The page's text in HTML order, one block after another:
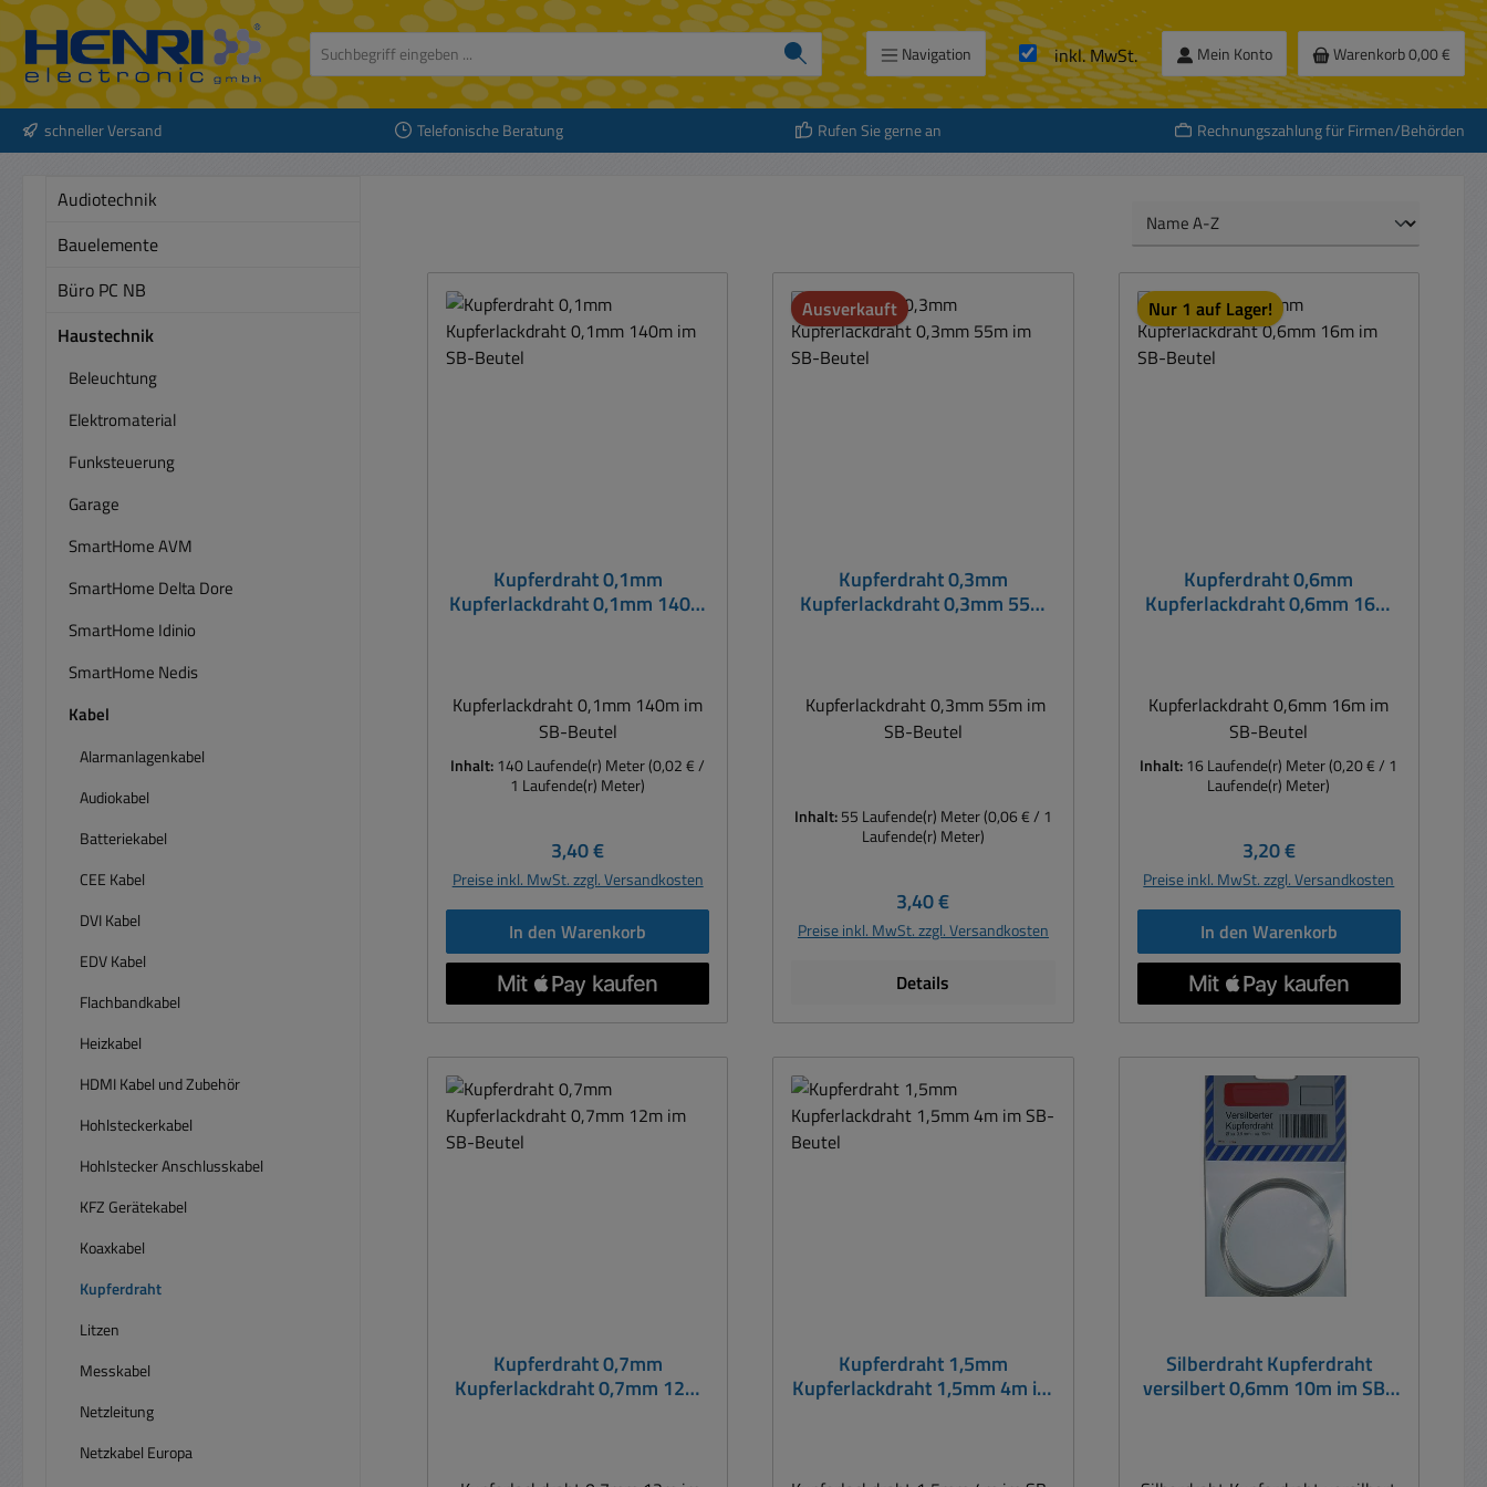
Hauptinhalt springen
Zur Suche springen
Zur Hauptnavigation springen
Navigation inkl. MwSt. Mein Konto Warenkorb0,00 €
schneller Versand Telefonische Beratung Rufen Sie gerne an Rechnungszahlung für Firmen/Behörden
Audiotechnik
Bauelemente
Büro PC NB
Haustechnik
Beleuchtung
Elektromaterial
Funksteuerung
Garage
SmartHome AVM
SmartHome Delta Dore
SmartHome Idinio
SmartHome Nedis
Kabel
Alarmanlagenkabel
Audiokabel
Batteriekabel
CEE Kabel
DVI Kabel
EDV Kabel
Flachbandkabel
Heizkabel
HDMI Kabel und Zubehör
Hohlsteckerkabel
Hohlstecker Anschlusskabel
KFZ Gerätekabel
Koaxkabel
Kupferdraht
Litzen
Messkabel
Netzleitung
Netzkabel Europa
Kupferdraht 0,1mm
Kupferlackdraht 0,1mm 140m
Kupferlackdraht 0,1mm 140m im
SB-Beutel
Inhalt:140 Laufende(r) Meter(0,02 € /
1 Laufende(r) Meter)
Regulärer Preis:
3,40 €
Preise inkl. MwSt. zzgl. Versandkosten
In den Warenkorb
Ausverkauft
Kupferdraht 0,3mm
Kupferlackdraht 0,3mm 55m
Kupferlackdraht 0,3mm 55m im
SB-Beutel
Inhalt:55 Laufende(r) Meter(0,06 € / 1
Laufende(r) Meter)
Regulärer Preis:
3,40 €
Preise inkl. MwSt. zzgl. Versandkosten
Details
Nur 1 auf Lager!
Kupferdraht 0,6mm
Kupferlackdraht 0,6mm 16m
Kupferlackdraht 0,6mm 16m im
SB-Beutel
Inhalt:16 Laufende(r) Meter(0,20 € / 1
Laufende(r) Meter)
Regulärer Preis:
3,20 €
Preise inkl. MwSt. zzgl. Versandkosten
In den Warenkorb
Kupferdraht 0,7mm
Kupferlackdraht 0,7mm 12m
Kupferdraht 1,5mm
Kupferlackdraht 1,5mm 4m im
Silberdraht Kupferdraht
versilbert 0,6mm 10m im SB-